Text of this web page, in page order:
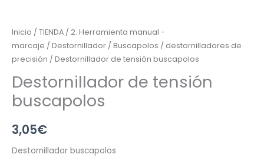
Inicio / TIENDA / 2. Herramienta manual -
marcaje / Destornillador / Buscapolos / destornilladores de
precisión / Destornillador de tensión buscapolos
Destornillador de tensión
buscapolos
3,05€
Destornillador buscapolos